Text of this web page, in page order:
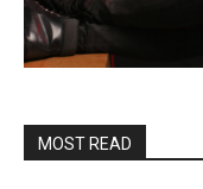
MOST READ